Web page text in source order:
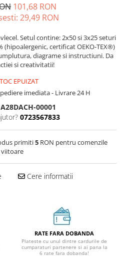
101,68 RON
29,49 RON
Setul contine: 2x50 si 3x25 seturi
(hipoalergenic, certificat OEKO-TEX®)
diagrame si instructiuni. Da
si creativitatii!
EPUIZAT
imediata - Livrare 24 H
A28DACH-00001
0723567833
primiti5RON pentru comenzile
viitoare
Cere informatii
RATE FARA DOBANDA
Plateste cu unul dintre cardurile de
cumparaturi partenere si ai pana la
6 rate fara dobanda!